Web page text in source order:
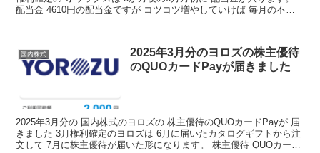
配当金 4610円の配当金ですが コツコツ増やしていけば 毎月の不労
国内株式
2025年3月分のヨロズの株主優待
のQUOカードPayが届きました
2025年3月分の 国内株式のヨロズの 株主優待のQUOカードPayが 届
きました 3月権利確定のヨロズは 6月に届いたカタログギフトから注
文して 7月に株主優待が届いた形になります。 株主優待 QUOカード